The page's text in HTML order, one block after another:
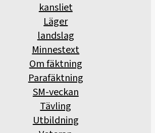
kansliet
Läger
landslag
Minnestext
Om fäktning
Parafäktning
SM-veckan
Tävling
Utbildning